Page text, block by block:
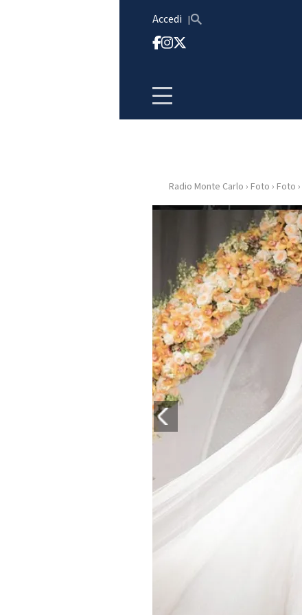
Accedi
HOME
RADIO
PLAYLIST
NEWS
FOTO
EVENTI
Radio Monte Carlo › Foto › Foto ›